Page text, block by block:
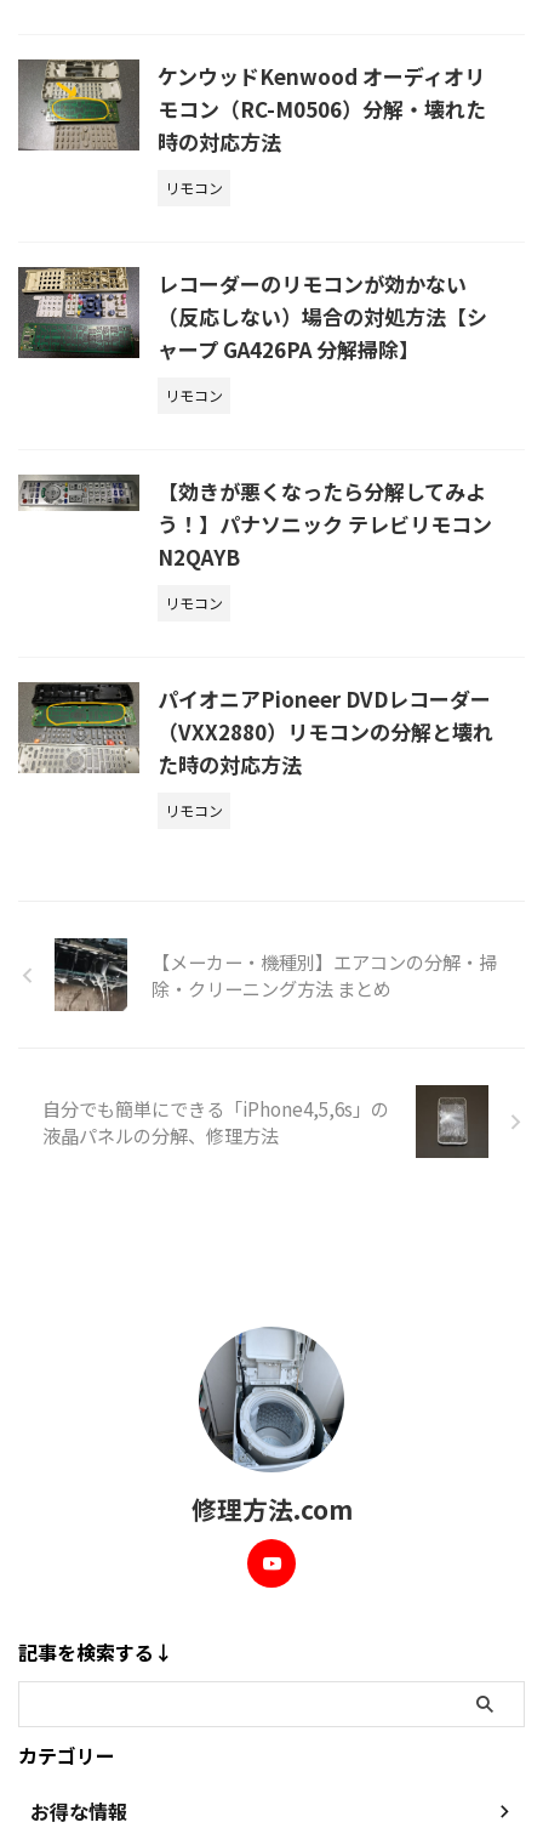
ケンウッドKenwood オーディオリ
モコン（RC-M0506）分解・壊れた
時の対応方法
リモコン
レコーダーのリモコンが効かない
（反応しない）場合の対処方法【シ
ャープ GA426PA 分解掃除】
リモコン
【効きが悪くなったら分解してみよ
う！】パナソニック テレビリモコン
N2QAYB
リモコン
パイオニアPioneer DVDレコーダー
（VXX2880）リモコンの分解と壊れ
た時の対応方法
リモコン
【メーカー・機種別】エアコンの分解・掃
除・クリーニング方法 まとめ
自分でも簡単にできる「iPhone4,5,6s」の
液晶パネルの分解、修理方法
修理方法.com
記事を検索する↓
カテゴリー
お得な情報